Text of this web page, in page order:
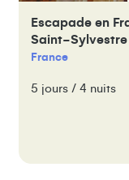
Escapade en
Saint-Sylvestre
France
5 jours / 4 nuits